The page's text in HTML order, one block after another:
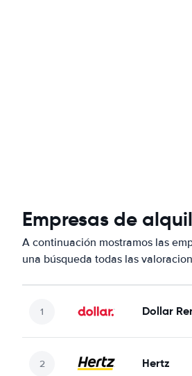
Empresas de
A continuación mostramos las
una búsqueda todas las
Dollar
Hertz